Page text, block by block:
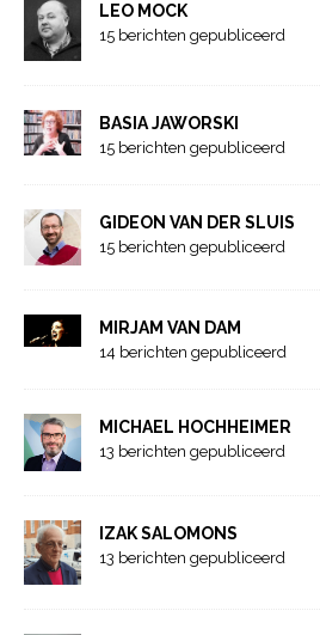
LEO MOCK
15 berichten gepubliceerd
BASIA JAWORSKI
15 berichten gepubliceerd
GIDEON VAN DER SLUIS
15 berichten gepubliceerd
MIRJAM VAN DAM
14 berichten gepubliceerd
MICHAEL HOCHHEIMER
13 berichten gepubliceerd
IZAK SALOMONS
13 berichten gepubliceerd